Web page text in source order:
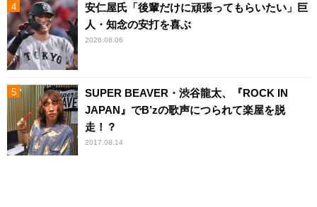
安仁屋氏「後輩だけに頑張ってもらいたい」巨
人・知念の安打を喜ぶ
2026.08.06
SUPER BEAVER・渋谷龍太、『ROCK IN
JAPAN』でB’zの歌声につられて楽屋を脱
走！？
2017.08.14